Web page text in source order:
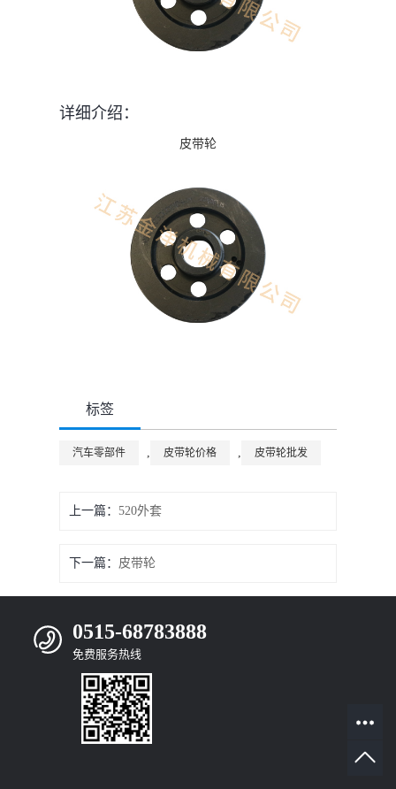
详细介绍：
皮带轮
标签
汽车零部件 , 皮带轮价格 , 皮带轮批发
上一篇：520外套
下一篇： 皮带轮
0515-68783888
免费服务热线